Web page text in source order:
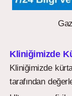
Kliniğimizde
Kliniğimizde
tarafından